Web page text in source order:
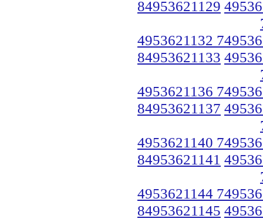
84953621129
4953621132
84953621133
4953621136
84953621137
4953621140
84953621141
4953621144
84953621145